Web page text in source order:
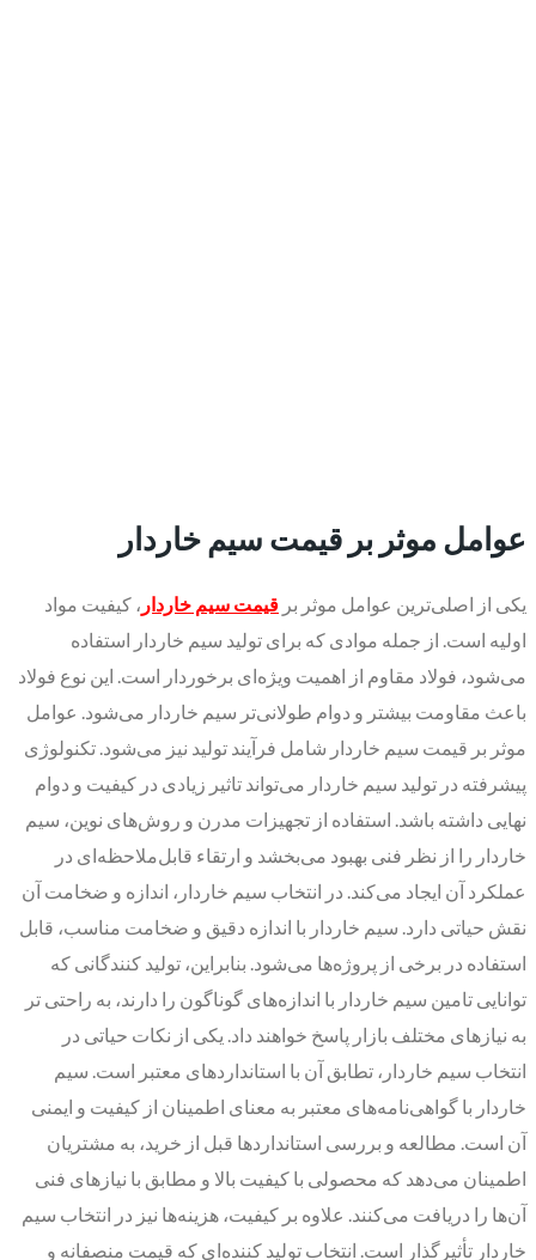
عوامل موثر بر قیمت سیم خاردار
یکی از اصلی‌ترین عوامل موثر بر قیمت سیم خاردار ، کیفیت مواد
اولیه است. از جمله موادی که برای تولید سیم خاردار استفاده
می‌شود، فولاد مقاوم از اهمیت ویژه‌ای برخوردار است. این نوع فولاد
باعث مقاومت بیشتر و دوام طولانی‌تر سیم خاردار می‌شود. عوامل
موثر بر قیمت سیم خاردار شامل فرآیند تولید نیز می‌شود. تکنولوژی
پیشرفته در تولید سیم خاردار می‌تواند تاثیر زیادی در کیفیت و دوام
نهایی داشته باشد. استفاده از تجهیزات مدرن و روش‌های نوین، سیم
خاردار را از نظر فنی بهبود می‌بخشد و ارتقاء قابل‌ملاحظه‌ای در
عملکرد آن ایجاد می‌کند. در انتخاب سیم خاردار، اندازه و ضخامت آن
نقش حیاتی دارد. سیم خاردار با اندازه دقیق و ضخامت مناسب، قابل
استفاده در برخی از پروژه‌ها می‌شود. بنابراین، تولید کنندگانی که
توانایی تامین سیم خاردار با اندازه‌های گوناگون را دارند، به راحتی تر
به نیازهای مختلف بازار پاسخ خواهند داد. یکی از نکات حیاتی در
انتخاب سیم خاردار، تطابق آن با استانداردهای معتبر است. سیم
خاردار با گواهی‌نامه‌های معتبر به معنای اطمینان از کیفیت و ایمنی
آن است. مطالعه و بررسی استانداردها قبل از خرید، به مشتریان
اطمینان می‌دهد که محصولی با کیفیت بالا و مطابق با نیازهای فنی
آن‌ها را دریافت می‌کنند. علاوه بر کیفیت، هزینه‌ها نیز در انتخاب سیم
خاردار تأثیرگذار است. انتخاب تولید کننده‌ای که قیمت منصفانه و